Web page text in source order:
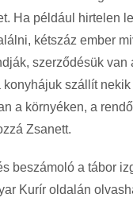
Ha például hirtelen
kétszáz ember
szerződésük van
szállít nekik
a környéken, a
Zsanett.
beszámoló a tábor
Kurír oldalán